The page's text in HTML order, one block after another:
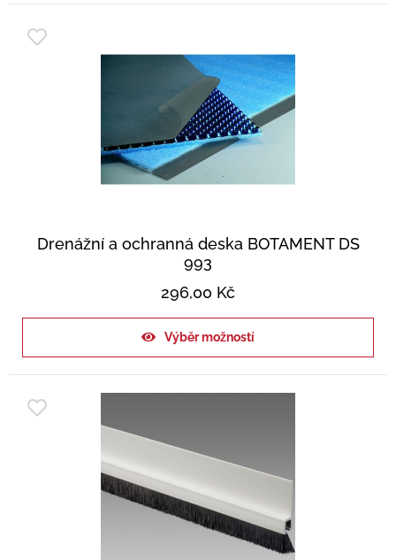
Drenážní a ochranná deska BOTAMENT DS
993
296,00 Kč
Výběr možností